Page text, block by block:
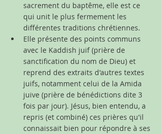
sacrement du baptême, elle est ce
qui unit le plus fermement les
différentes traditions chrétiennes.
Elle présente des points communs
avec le Kaddish juif (prière de
sanctification du nom de Dieu) et
reprend des extraits d'autres textes
juifs, notamment celui de la Amida
juive (prière de bénédictions dite 3
fois par jour). Jésus, bien entendu, a
repris (et combiné) ces prières qu'il
connaissait bien pour répondre à ses